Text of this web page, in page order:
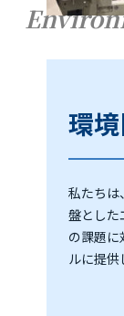
環
私たちは
盤とした
の課題
ルに提供